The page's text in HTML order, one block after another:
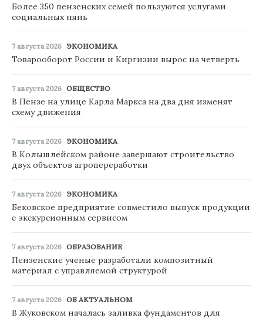
Более 350 пензенских семей пользуются услугами
социальных нянь
7 августа 2026 ЭКОНОМИКА
Товарооборот России и Киргизии вырос на четверть
7 августа 2026 ОБЩЕСТВО
В Пензе на улице Карла Маркса на два дня изменят
схему движения
7 августа 2026 ЭКОНОМИКА
В Колышлейском районе завершают строительство
двух объектов агропереработки
7 августа 2026 ЭКОНОМИКА
Бековское предприятие совместило выпуск продукции
с экскурсионным сервисом
7 августа 2026 ОБРАЗОВАНИЕ
Пензенские ученые разработали композитный
материал с управляемой структурой
7 августа 2026 ОБ АКТУАЛЬНОМ
В Жуковском началась заливка фундаментов для